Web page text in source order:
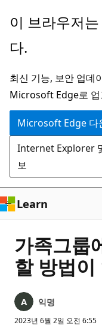
주
콘
츠
로
건
너
뛰
기
이 브라우저
다.
최신 기능, 보안 업데
Microsoft Edge로 업
Microsoft Edge 다
Internet Explorer
보
Learn
가족그룹
할 방법이
익명
2023년 6월 2일 오전 6:55